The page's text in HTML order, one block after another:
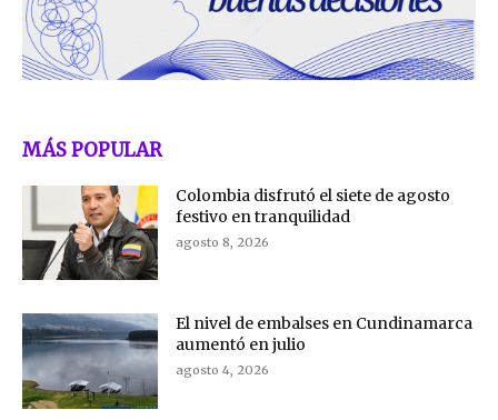
MÁS POPULAR
Colombia disfrutó el siete de agosto
festivo en tranquilidad
agosto 8, 2026
El nivel de embalses en Cundinamarca
aumentó en julio
agosto 4, 2026